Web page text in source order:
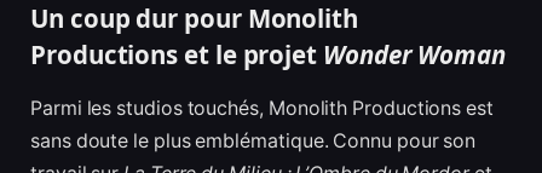
Un coup dur pour Monolith
Productions et le projet Wonder Woman
Parmi les studios touchés, Monolith Productions est
sans doute le plus emblématique. Connu pour son